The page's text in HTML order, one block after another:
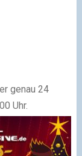
genau 24
Uhr.